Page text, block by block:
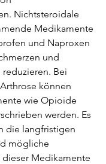
Nichtsteroidale
Medikamente
und Naproxen
und
Bei
können
wie Opioide
werden. Es
die langfristigen
mögliche
Medikamente